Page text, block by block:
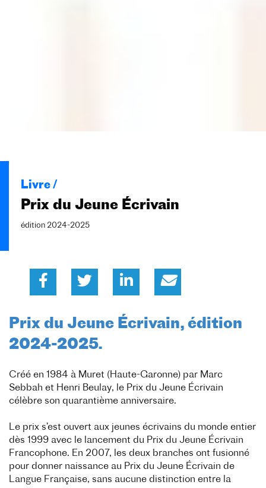
Livre /
Prix du Jeune Écrivain
édition 2024-2025
Prix du Jeune Écrivain, édition
2024-2025.
Créé en 1984 à Muret (Haute-Garonne) par Marc
Sebbah et Henri Beulay, le Prix du Jeune Écrivain
célèbre son quarantième anniversaire.
Le prix s’est ouvert aux jeunes écrivains du monde entier
dès 1999 avec le lancement du Prix du Jeune Écrivain
Francophone. En 2007, les deux branches ont fusionné
pour donner naissance au Prix du Jeune Écrivain de
Langue Française, sans aucune distinction entre la